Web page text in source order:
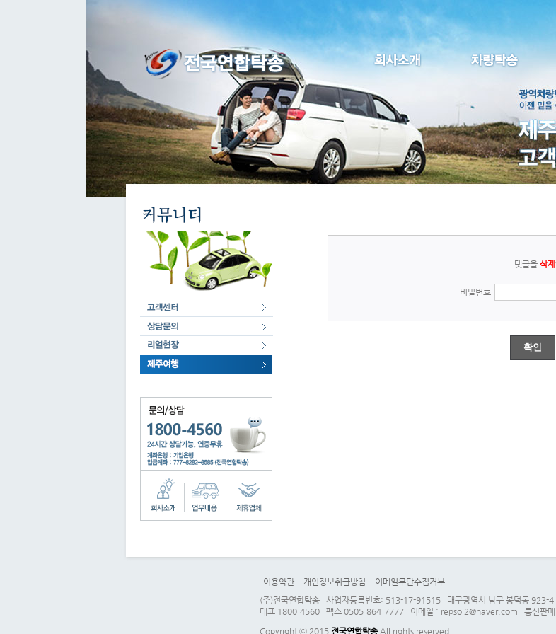
댓글을 삭제
비밀번호
확인
이용약관 개인정보취급방침
이메일무단수집거부
(주)전국연합탁송 | 사업자등록번호: 513-17-91515 | 대구광역시 남구 봉덕동 923-
대표 1800-4560 | 팩스 0505-864-7777 | 이메일 : repsol2@naver.com | 통신판매
Copyright ⓒ 2015 전국연합탁송All rights reserved.